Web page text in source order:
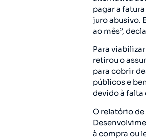
pagar a
juro abusivo.
ao mês”,
Para
retirou o
para cobrir
públicos e
devido à falta
O relatório
à compra ou